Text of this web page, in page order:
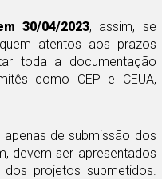
30/04/2023, assim, se
atentos aos prazos
toda a documentação
como CEP e CEUA,
de submissão dos
devem ser apresentados
projetos submetidos.